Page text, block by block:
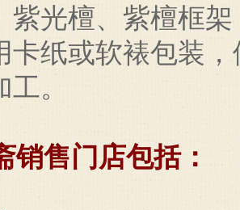
紫光檀、紫檀框
卡纸或软裱包装
。
销售门店包括：